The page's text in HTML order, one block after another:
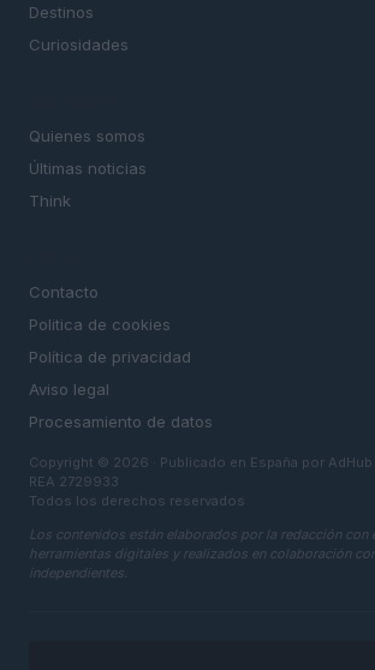
Destinos
Curiosidades
Quienes somos
Últimas noticias
Think
Contacto
Politica de cookies
Política de privacidad
Aviso legal
Procesamiento de datos
Copyright © 2026 · Publicado en España por
REA 2729933
Todos los derechos reservados
Los contenidos están elaborados por la redacción con
herramientas digitales y realizados en colaboración
independientes.